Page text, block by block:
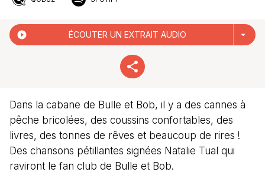
play_circle_filled ÉCOUTER UN EXTRAIT AUDIO arrow_drop_down
Dans la cabane de Bulle et Bob, il y a des cannes à
pêche bricolées, des coussins confortables, des
livres, des tonnes de rêves et beaucoup de rires !
Des chansons pétillantes signées Natalie Tual qui
raviront le fan club de Bulle et Bob.